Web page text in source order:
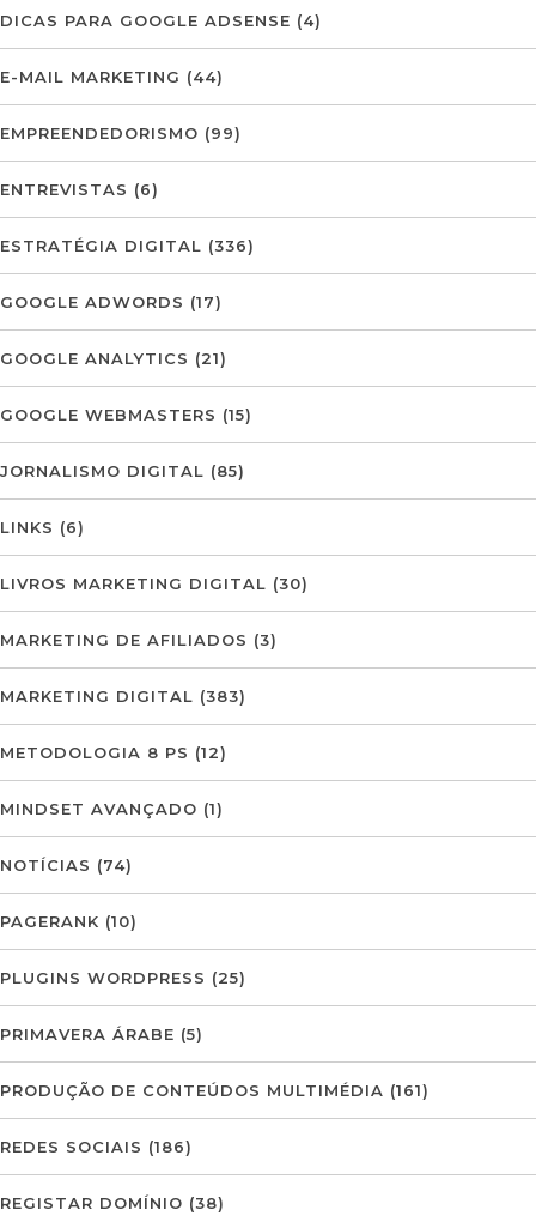
DICAS PARA GOOGLE ADSENSE (4)
E-MAIL MARKETING (44)
EMPREENDEDORISMO (99)
ENTREVISTAS (6)
ESTRATÉGIA DIGITAL (336)
GOOGLE ADWORDS (17)
GOOGLE ANALYTICS (21)
GOOGLE WEBMASTERS (15)
JORNALISMO DIGITAL (85)
LINKS (6)
LIVROS MARKETING DIGITAL (30)
MARKETING DE AFILIADOS (3)
MARKETING DIGITAL (383)
METODOLOGIA 8 PS (12)
MINDSET AVANÇADO (1)
NOTÍCIAS (74)
PAGERANK (10)
PLUGINS WORDPRESS (25)
PRIMAVERA ÁRABE (5)
PRODUÇÃO DE CONTEÚDOS MULTIMÉDIA (161)
REDES SOCIAIS (186)
REGISTAR DOMÍNIO (38)